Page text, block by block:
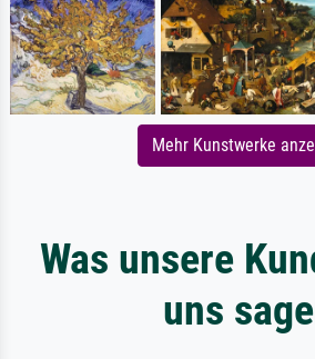
Mehr Kunstwerke
Was unsere
uns